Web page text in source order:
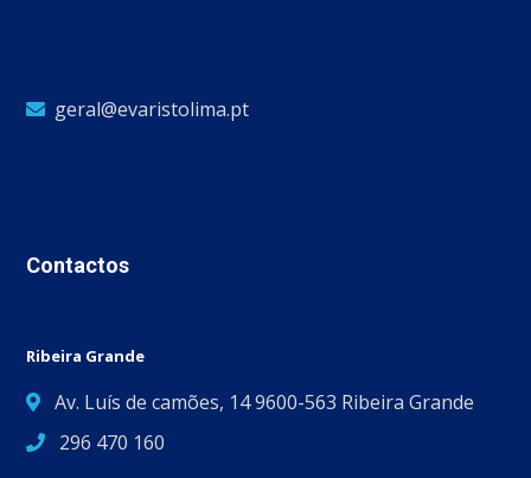
geral@evaristolima.pt
Contactos
Ribeira Grande
Av. Luís de camões, 14 9600-563 Ribeira Grande
296 470 160